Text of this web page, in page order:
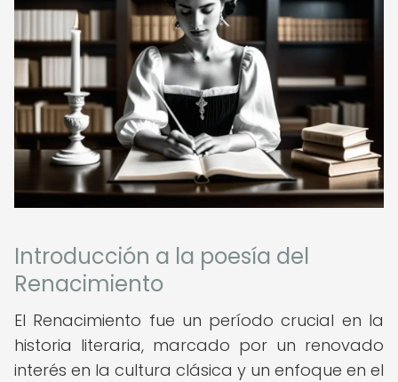
Introducción a la poesía del
Renacimiento
El Renacimiento fue un período crucial en la
historia literaria, marcado por un renovado
interés en la cultura clásica y un enfoque en el